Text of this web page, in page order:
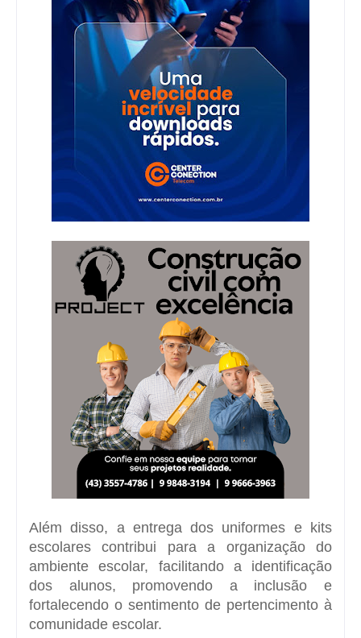
Além disso, a entrega dos uniformes e kits
escolares contribui para a organização do
ambiente escolar, facilitando a identificação
dos alunos, promovendo a inclusão e
fortalecendo o sentimento de pertencimento à
comunidade escolar.